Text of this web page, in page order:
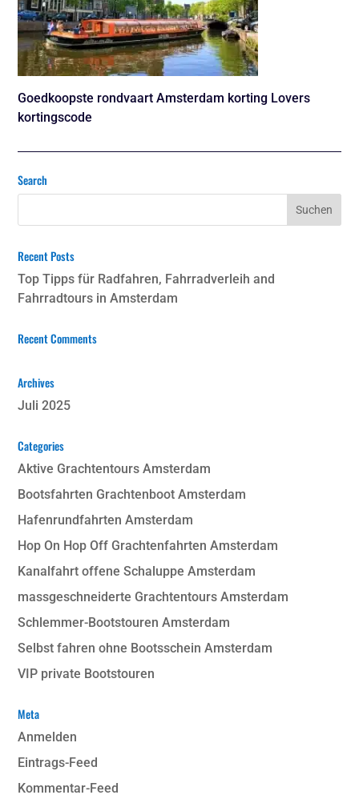
Goedkoopste rondvaart Amsterdam korting Lovers
kortingscode
Search
Recent Posts
Top Tipps für Radfahren, Fahrradverleih and
Fahrradtours in Amsterdam
Recent Comments
Archives
Juli 2025
Categories
Aktive Grachtentours Amsterdam
Bootsfahrten Grachtenboot Amsterdam
Hafenrundfahrten Amsterdam
Hop On Hop Off Grachtenfahrten Amsterdam
Kanalfahrt offene Schaluppe Amsterdam
massgeschneiderte Grachtentours Amsterdam
Schlemmer-Bootstouren Amsterdam
Selbst fahren ohne Bootsschein Amsterdam
VIP private Bootstouren
Meta
Anmelden
Eintrags-Feed
Kommentar-Feed